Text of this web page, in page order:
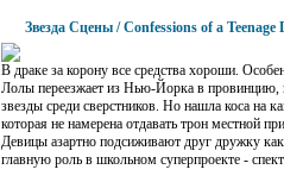
Звезда Сцены / Confessions of a
В драке за корону все средства хороши.
Лолы переезжает из Нью-Йорка в провинцию,
звезды среди сверстников. Но нашла коса на
которая не намерена отдавать трон местной
Девицы азартно подсиживают друг дружку как
главную роль в школьном суперпроекте -